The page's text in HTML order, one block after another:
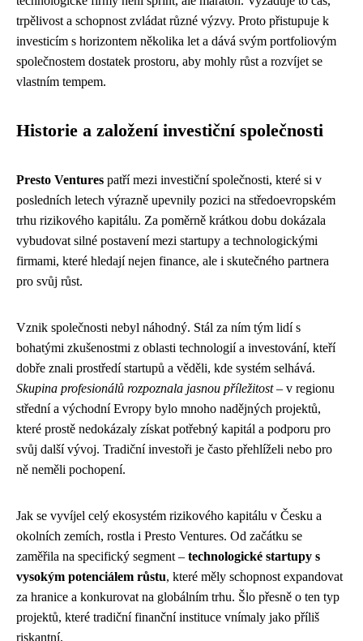
trpělivost a schopnost zvládat různé výzvy. Proto přistupuje k
investicím s horizontem několika let a dává svým portfoliovým
společnostem dostatek prostoru, aby mohly růst a rozvíjet se
vlastním tempem.
Historie a založení investiční společnosti
Presto Ventures patří mezi investiční společnosti, které si v
posledních letech výrazně upevnily pozici na středoevropském
trhu rizikového kapitálu. Za poměrně krátkou dobu dokázala
vybudovat silné postavení mezi startupy a technologickými
firmami, které hledají nejen finance, ale i skutečného partnera
pro svůj růst.
Vznik společnosti nebyl náhodný. Stál za ním tým lidí s
bohatými zkušenostmi z oblasti technologií a investování, kteří
dobře znali prostředí startupů a věděli, kde systém selhává.
Skupina profesionálů rozpoznala jasnou příležitost– v regionu
střední a východní Evropy bylo mnoho nadějných projektů,
které prostě nedokázaly získat potřebný kapitál a podporu pro
svůj další vývoj. Tradiční investoři je často přehlíželi nebo pro
ně neměli pochopení.
Jak se vyvíjel celý ekosystém rizikového kapitálu v Česku a
okolních zemích, rostla i Presto Ventures. Od začátku se
zaměřila na specifický segment – technologické startupy s
vysokým potenciálem růstu, které měly schopnost expandovat
za hranice a konkurovat na globálním trhu. Šlo přesně o ten typ
projektů, které tradiční finanční instituce vnímaly jako příliš
riskantní.